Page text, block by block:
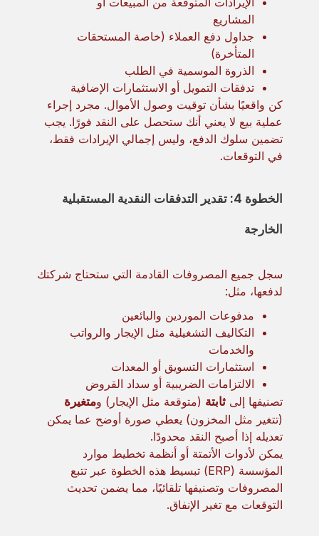
المشاريع
جداول دفع العملاء (خاصة المستحقات
المتأخرة)
الذروة الموسمية في الطلب
تدفقات التمويل أو الاستثمارات الإضافية
كن واقعيًا بشأن توقيت وصول الأموال. مجرد إجراء
عملية بيع لا يعني أنك ستحصل على النقد فورًا. يجب
تضمين سلوك الدفع، وليس إجمالي الإيرادات فقط،
في التوقعات.
الخطوة 4: تقدير التدفقات النقدية المستقبلية
الخارجة
سجل جميع المصروفات القادمة التي ستحتاج شركتك
لدفعها، مثل:
مدفوعات الموردين والبائعين
التكاليف التشغيلية مثل الإيجار والرواتب
والخدمات
استثمارات التسويق أو المعدات
الالتزامات الضريبية أو سداد القروض
تصنيفها إلى ثابتة (متوقعة مثل الإيجار) ومتغيرة
(تتغير مثل المخزون) يعطي صورة أوضح عما يمكن
تعديله إذا أصبح النقد محدودًا.
يمكن لأدوات الأتمتة أو أنظمة تخطيط موارد
المؤسسة (ERP) تبسيط هذه الخطوة عبر تتبع
المصروفات وتصنيفها تلقائيًا، مما يضمن تحديث
التوقعات مع تغير الإنفاق.